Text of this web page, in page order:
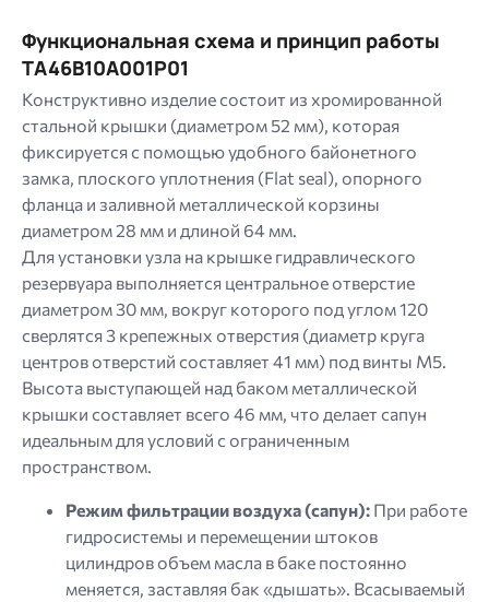
Функциональная схема и принцип работы
TA46B10A001P01
Конструктивно изделие состоит из хромированной
стальной крышки (диаметром 52 мм), которая
фиксируется с помощью удобного байонетного
замка, плоского уплотнения (Flat seal), опорного
фланца и заливной металлической корзины
диаметром 28 мм и длиной 64 мм.
Для установки узла на крышке гидравлического
резервуара выполняется центральное отверстие
диаметром 30 мм, вокруг которого под углом 120
сверлятся 3 крепежных отверстия (диаметр круга
центров отверстий составляет 41 мм) под винты M5.
Высота выступающей над баком металлической
крышки составляет всего 46 мм, что делает сапун
идеальным для условий с ограниченным
пространством.
Режим фильтрации воздуха (сапун): При работе
гидросистемы и перемещении штоков
цилиндров объем масла в баке постоянно
меняется, заставляя бак «дышать». Всасываемый